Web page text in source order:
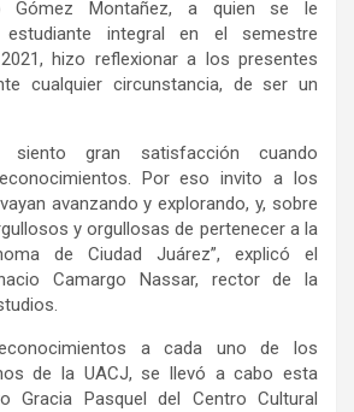
Gómez Montañez, a quien se le
integral en el semestre
hizo reflexionar a los presentes
cualquier circunstancia, de ser un
siento gran satisfacción cuando
Por eso invito a los
avanzando y explorando, y, sobre
y orgullosas de pertenecer a la
de Ciudad Juárez”, explicó el
Camargo Nassar, rector de la
a cada uno de los
de la UACJ, se llevó a cabo esta
Gracia Pasquel del Centro Cultural